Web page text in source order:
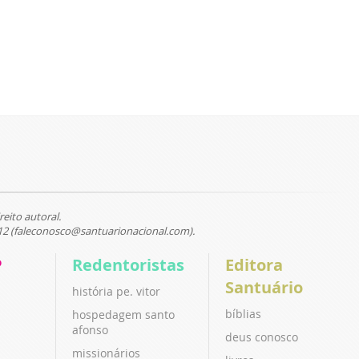
autoral.
(faleconosco@santuarionacional.com).
Redentoristas
história pe. vitor
hospedagem santo
afonso
missionários
Editora
Santuário
bíblias
deus conosco